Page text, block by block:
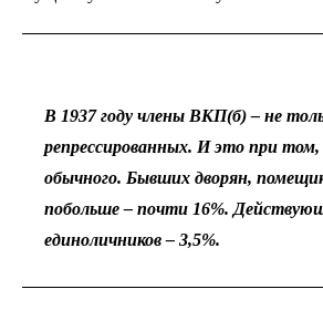
В 1937 году члены ВКП(б) – не
репрессированных. И это при
обычного. Бывших дворян,
побольше – почти 16%.
единоличников – 3,5%.